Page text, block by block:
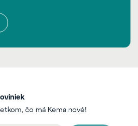
čo má Kema nové!